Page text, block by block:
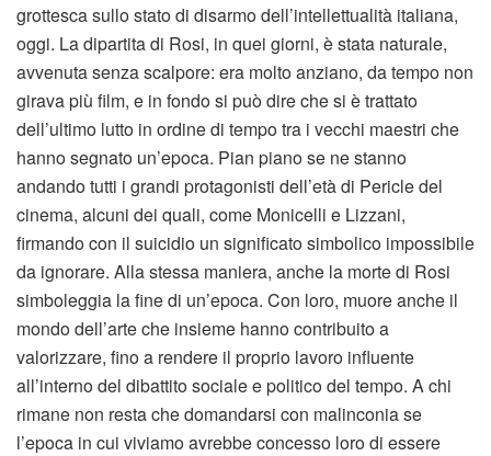
grottesca sullo stato di disarmo dell’intellettualità italiana,
oggi. La dipartita di Rosi, in quei giorni, è stata naturale,
avvenuta senza scalpore: era molto anziano, da tempo non
girava più film, e in fondo si può dire che si è trattato
dell’ultimo lutto in ordine di tempo tra i vecchi maestri che
hanno segnato un’epoca. Pian piano se ne stanno
andando tutti i grandi protagonisti dell’età di Pericle del
cinema, alcuni dei quali, come Monicelli e Lizzani,
firmando con il suicidio un significato simbolico impossibile
da ignorare. Alla stessa maniera, anche la morte di Rosi
simboleggia la fine di un’epoca. Con loro, muore anche il
mondo dell’arte che insieme hanno contribuito a
valorizzare, fino a rendere il proprio lavoro influente
all’interno del dibattito sociale e politico del tempo. A chi
rimane non resta che domandarsi con malinconia se
l’epoca in cui viviamo avrebbe concesso loro di essere